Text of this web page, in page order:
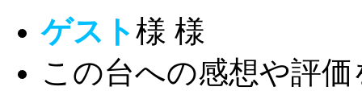
ゲスト様 様
この台への感想や評価